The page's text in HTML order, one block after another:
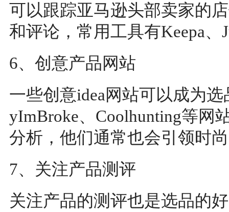
可以跟踪亚马逊头部卖家的
和评论，常用工具有Keepa、
6、创意产品网站
一些创意idea网站可以成为
yImBroke、Coolhunting等网
分析，他们通常也会引领时
7、关注产品测评
关注产品的测评也是选品的